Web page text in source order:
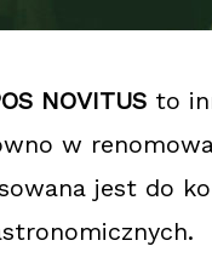
NOVITUS to
w
jest do